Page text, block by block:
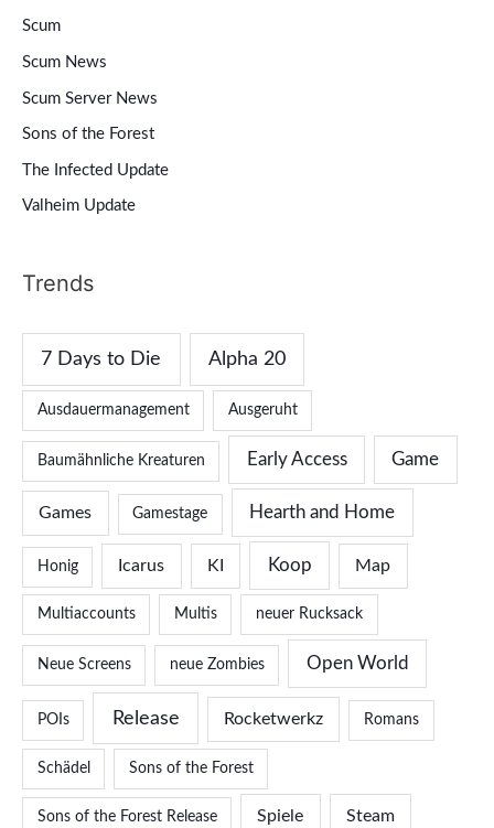
Scum
Scum News
Scum Server News
Sons of the Forest
The Infected Update
Valheim Update
Trends
7 Days to Die Alpha 20
Ausdauermanagement Ausgeruht
Baumähnliche Kreaturen Early Access Game
Games Gamestage Hearth and Home
Honig Icarus KI Koop Map
Multiaccounts Multis neuer Rucksack
Neue Screens neue Zombies Open World
POIs Release Rocketwerkz Romans
Schädel Sons of the Forest
Sons of the Forest Release Spiele Steam